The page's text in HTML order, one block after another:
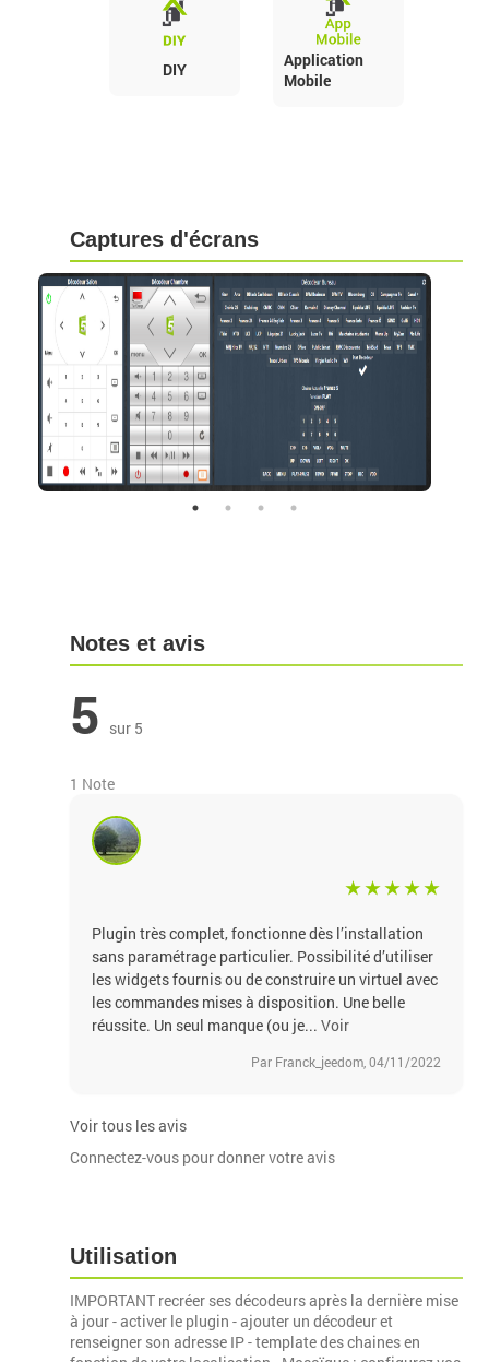
DIY
Application
Mobile
Captures d'écrans
Notes et avis
5 sur 5
1 Note
Plugin très complet, fonctionne dès l’installation
sans paramétrage particulier. Possibilité d’utiliser
les widgets fournis ou de construire un virtuel avec
les commandes mises à disposition. Une belle
réussite. Un seul manque (ou je...Voir
Par Franck_jeedom, 04/11/2022
Voir tous les avis
Connectez-vous pour donner votre avis
Utilisation
IMPORTANT recréer ses décodeurs après la dernière mise
à jour - activer le plugin - ajouter un décodeur et
renseigner son adresse IP - template des chaines en